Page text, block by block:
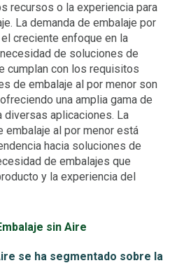
recursos o la experiencia para
La demanda de embalaje por
creciente enfoque en la
de soluciones de
cumplan con los requisitos
de embalaje al por menor son
una amplia gama de
diversas aplicaciones. La
embalaje al por menor está
hacia soluciones de
de embalajes que
y la experiencia del
sin Aire
se ha segmentado sobre la